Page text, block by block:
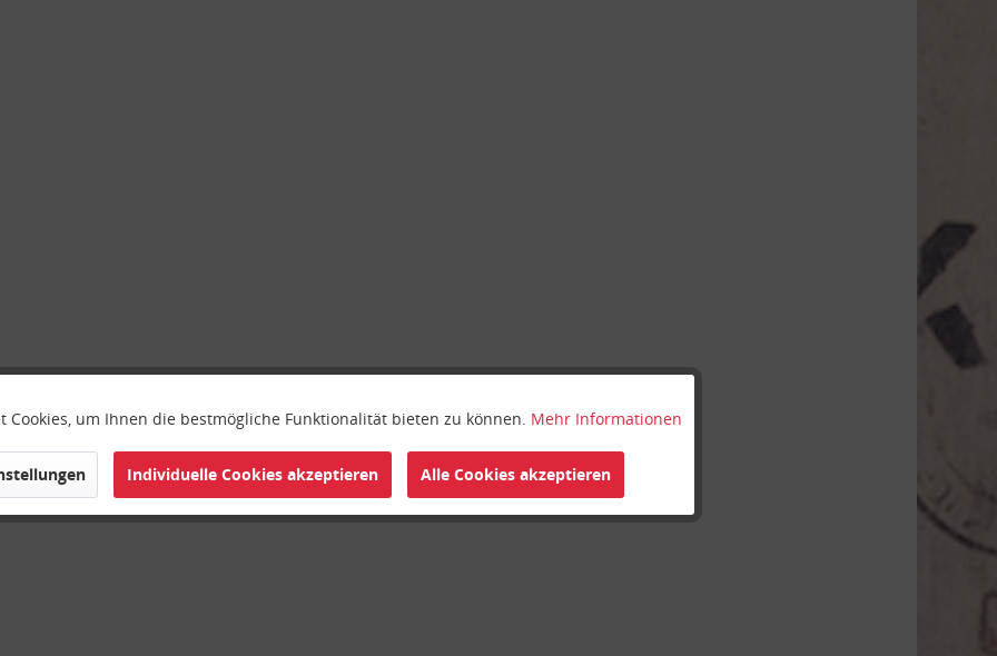
Aktiv
Inaktiv
Cookies, um Ihnen die bestmögliche Funktionalität bieten zu können. Mehr Informationen
Individuelle Cookies akzeptieren Alle Cookies akzeptieren